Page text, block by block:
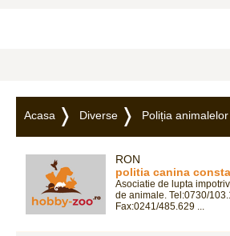
Acasa Diverse Poliția animalelor
RON
politia canina
Asociatie de lupta
de animale. Tel:0730/
Fax:0241/485.629 ...